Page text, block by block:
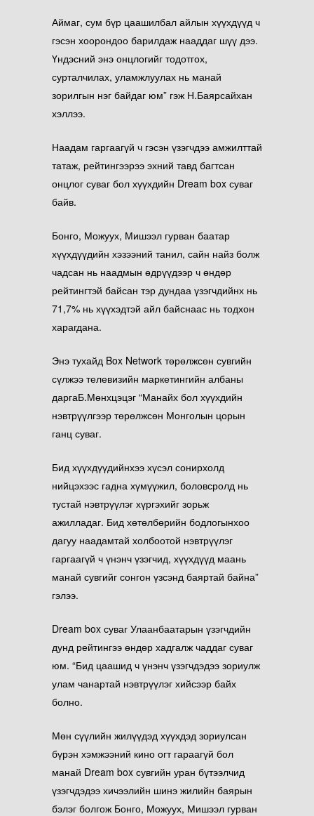
Аймаг, сум бүр цаашилбал айлын хүүхдүүд ч
гэсэн хоорондоо барилдаж нааддаг шүү дээ.
Үндэсний энэ онцлогийг тодотгох,
сурталчилах, уламжлуулах нь манай
зорилгын нэг байдаг юм” гэж Н.Баярсайхан
хэллээ.
Наадам гаргаагүй ч гэсэн үзэгчдээ амжилттай
татаж, рейтингээрээ эхний тавд багтсан
онцлог суваг бол хүүхдийн Dream box суваг
байв.
Бонго, Можуух, Мишээл гурван баатар
хүүхдүүдийн хэзээний танил, сайн найз болж
чадсан нь наадмын өдрүүдээр ч өндөр
рейтингтэй байсан тэр дундаа үзэгчдийнх нь
71,7% нь хүүхэдтэй айл байснаас нь тодхон
харагдана.
Энэ тухайд Box Network төрөлжсөн сувгийн
сүлжээ телевизийн маркетингийн албаны
даргаБ.Мөнхцэцэг “Манайх бол хүүхдийн
нэвтрүүлгээр төрөлжсөн Монголын цорын
ганц суваг.
Бид хүүхдүүдийнхээ хүсэл сонирхолд
нийцэхээс гадна хүмүүжил, боловсролд нь
тустай нэвтрүүлэг хүргэхийг зорьж
ажилладаг. Бид хөтөлбөрийн бодлогынхоо
дагуу наадамтай холбоотой нэвтрүүлэг
гаргаагүй ч үнэнч үзэгчид, хүүхдүүд маань
манай сувгийг сонгон үзсэнд баяртай байна”
гэлээ.
Dream box суваг Улаанбаатарын үзэгчдийн
дунд рейтингээ өндөр хадгалж чаддаг суваг
юм. “Бид цаашид ч үнэнч үзэгчдэдээ зориулж
улам чанартай нэвтрүүлэг хийсээр байх
болно.
Мөн сүүлийн жилүүдэд хүүхдэд зориулсан
бүрэн хэмжээний кино огт гараагүй бол
манай Dream box сувгийн уран бүтээлчид
үзэгчдэдээ хичээлийн шинэ жилийн баярын
бэлэг болгож Бонго, Можуух, Мишээл гурван